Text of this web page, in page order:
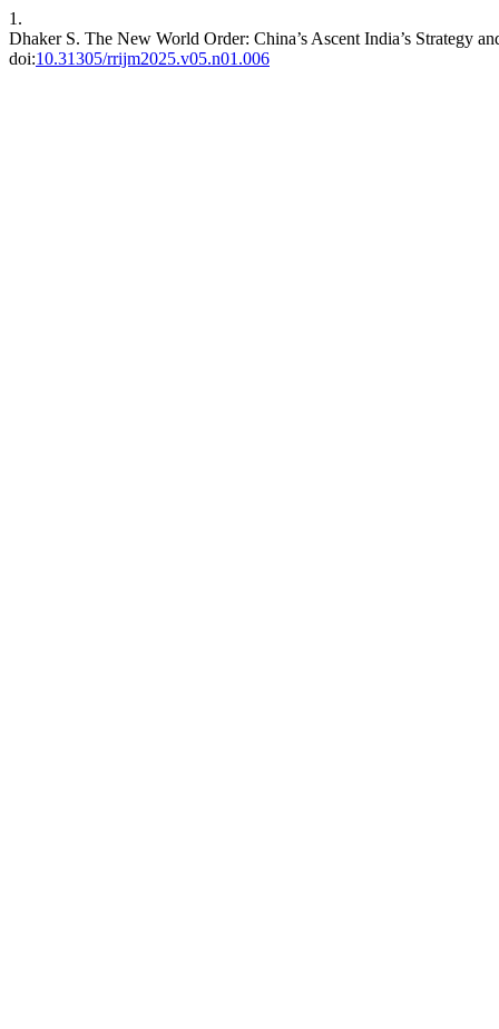
1.
Dhaker S. The New World Order: China’s Ascent India’s Strategy
doi:10.31305/rrijm2025.v05.n01.006